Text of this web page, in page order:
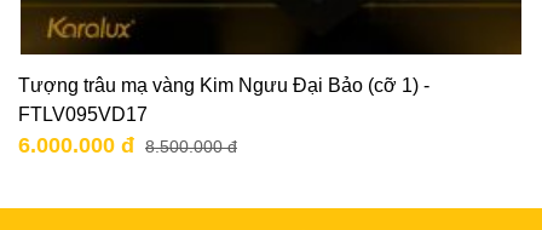
Tượng trâu mạ vàng Kim Ngưu Đại Bảo (cỡ 1) -
FTLV095VD17
6.000.000 đ 8.500.000 đ